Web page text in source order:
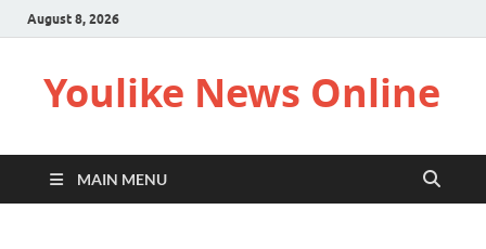
August 8, 2026
Youlike News Online
MAIN MENU